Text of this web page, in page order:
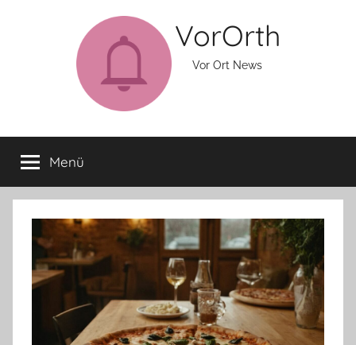
VorOrth
Vor Ort News
Menü